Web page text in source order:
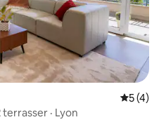
5 ud af 5
5 (4)
terrasser · Lyon